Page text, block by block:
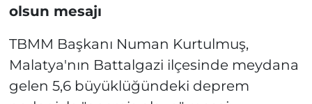
olsun mesajı
TBMM Başkanı Numan Kurtulmuş,
Malatya'nın Battalgazi ilçesinde meydana
gelen 5,6 büyüklüğündeki deprem